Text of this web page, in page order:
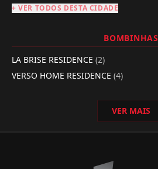
+ VER TODOS DESTA CIDADE
BOMBINHAS
LA BRISE RESIDENCE (2)
VERSO HOME RESIDENCE (4)
VER MAIS